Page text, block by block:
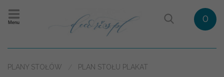
Menu 0
PLANY STOŁÓW PLAN STOŁU PLAKAT